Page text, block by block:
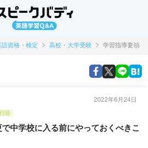
語資格・検定 高校・大学受験 学習指導要領の
2022年6月24日
級
中学校に入る前にやっておくべきこ